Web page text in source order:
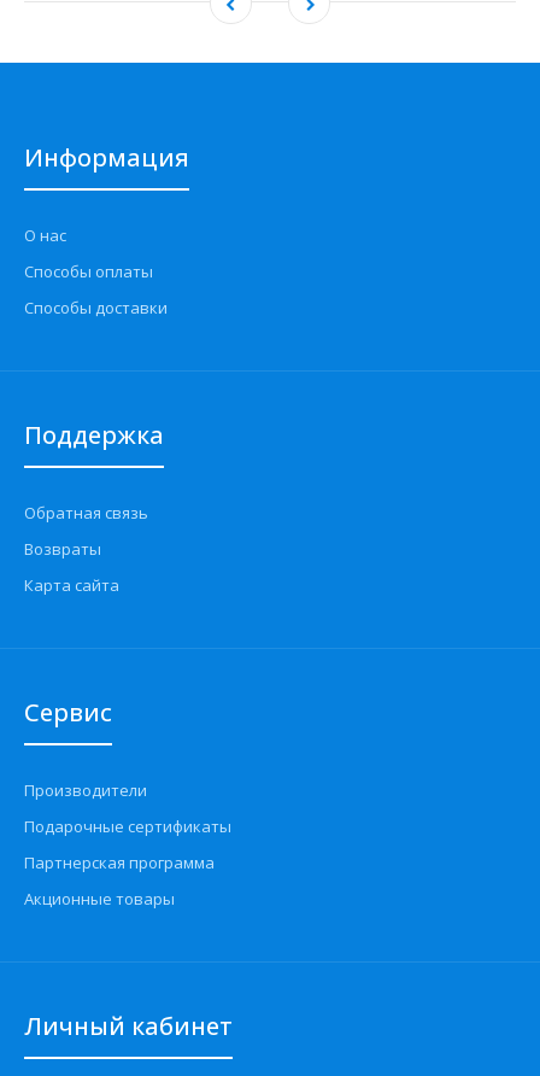
Информация
О нас
Способы оплаты
Способы доставки
Поддержка
Обратная связь
Возвраты
Карта сайта
Сервис
Производители
Подарочные сертификаты
Партнерская программа
Акционные товары
Личный кабинет